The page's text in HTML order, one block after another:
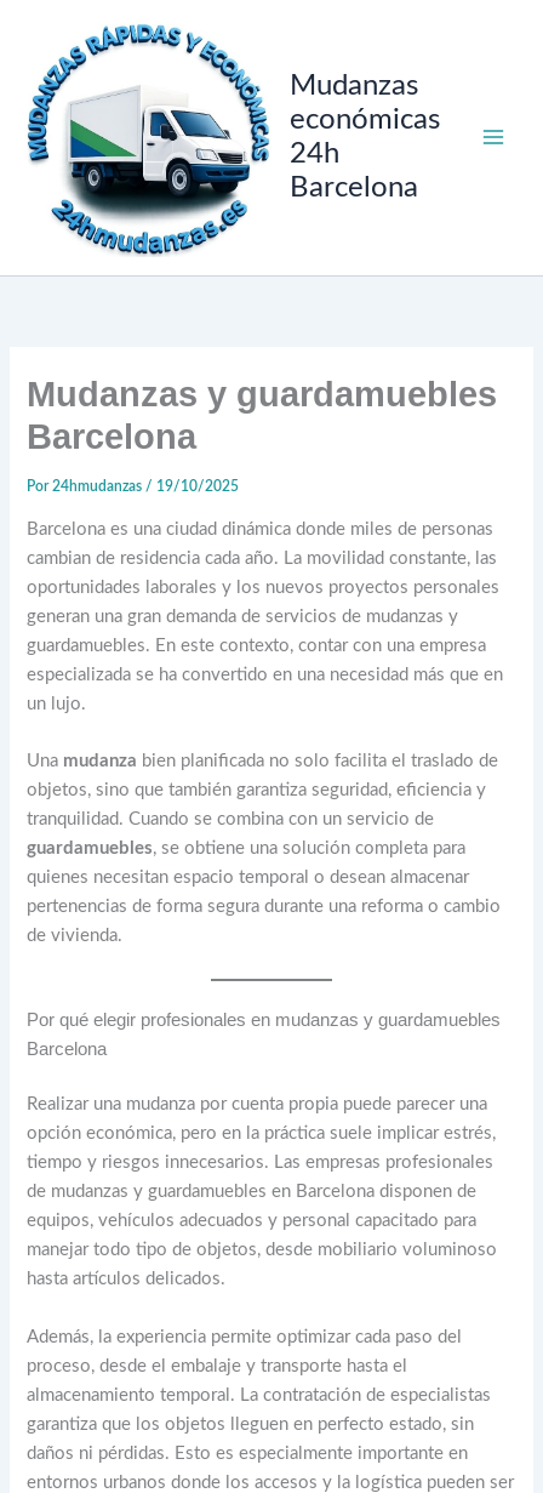
contenido
Mudanzas
económicas
24h
Barcelona
Mudanzas y guardamuebles
Barcelona
Por24hmudanzas / 19/10/2025
Barcelona es una ciudad dinámica donde miles de personas
cambian de residencia cada año. La movilidad constante, las
oportunidades laborales y los nuevos proyectos personales
generan una gran demanda de servicios de mudanzas y
guardamuebles. En este contexto, contar con una empresa
especializada se ha convertido en una necesidad más que en
un lujo.
Una mudanza bien planificada no solo facilita el traslado de
objetos, sino que también garantiza seguridad, eficiencia y
tranquilidad. Cuando se combina con un servicio de
guardamuebles, se obtiene una solución completa para
quienes necesitan espacio temporal o desean almacenar
pertenencias de forma segura durante una reforma o cambio
de vivienda.
Por qué elegir profesionales en mudanzas y guardamuebles
Barcelona
Realizar una mudanza por cuenta propia puede parecer una
opción económica, pero en la práctica suele implicar estrés,
tiempo y riesgos innecesarios. Las empresas profesionales
de mudanzas y guardamuebles en Barcelona disponen de
equipos, vehículos adecuados y personal capacitado para
manejar todo tipo de objetos, desde mobiliario voluminoso
hasta artículos delicados.
Además, la experiencia permite optimizar cada paso del
proceso, desde el embalaje y transporte hasta el
almacenamiento temporal. La contratación de especialistas
garantiza que los objetos lleguen en perfecto estado, sin
daños ni pérdidas. Esto es especialmente importante en
entornos urbanos donde los accesos y la logística pueden ser